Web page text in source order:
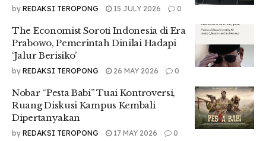
by REDAKSI TEROPONG 15 JULY 2026 0
The Economist Soroti Indonesia di Era
Prabowo, Pemerintah Dinilai Hadapi
‘Jalur Berisiko’
by REDAKSI TEROPONG 26 MAY 2026 0
Nobar “Pesta Babi” Tuai Kontroversi,
Ruang Diskusi Kampus Kembali
Dipertanyakan
by REDAKSI TEROPONG 17 MAY 2026 0